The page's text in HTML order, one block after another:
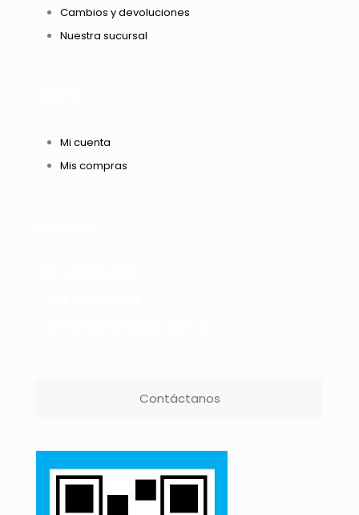
Cambios y devoluciones
Nuestra sucursal
Mi cuenta
Mis compras
Contáctanos